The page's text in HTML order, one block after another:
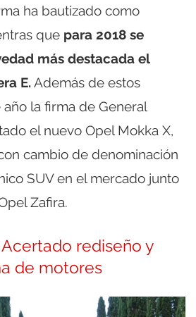
ha bautizado como
que para 2018 se
más destacada el
E.Además de estos
la firma de General
el nuevo Opel Mokka X,
cambio de denominación
SUV en el mercado junto
Zafira.
rediseño y
de motores